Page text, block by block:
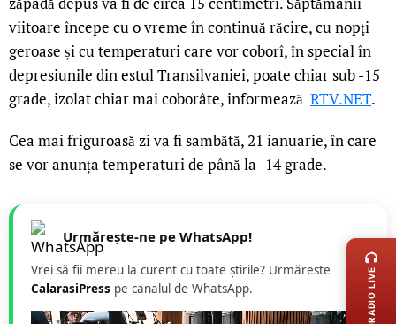
viitoare începe cu o vreme în continuă răcire, cu nopţi
geroase și cu temperaturi care vor coborî, în special în
depresiunile din estul Transilvaniei, poate chiar sub -15
grade, izolat chiar mai coborâte, informează RTV.NET.
Cea mai friguroasă zi va fi sambătă, 21 ianuarie, în care
se vor anunța temperaturi de până la -14 grade.
Urmărește-ne pe WhatsApp!
Vrei să fii mereu la curent cu toate știrile? Urmăreste
CalarasiPress pe canalul de WhatsApp. RADIO LIVE